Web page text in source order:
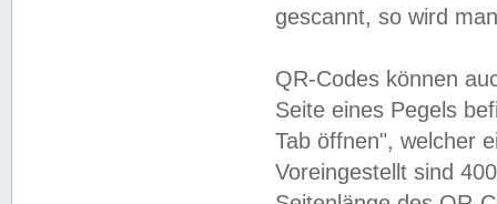
gescannt, so wird
QR-Codes können
Seite eines Pegels
Tab öffnen", welcher
Voreingestellt sind